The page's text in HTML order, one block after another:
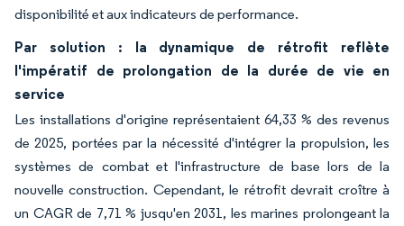
disponibilité et aux indicateurs de performance.
Par solution : la dynamique de rétrofit reflète
l'impératif de prolongation de la durée de vie en
service
Les installations d'origine représentaient 64,33 % des revenus
de 2025, portées par la nécessité d'intégrer la propulsion, les
systèmes de combat et l'infrastructure de base lors de la
nouvelle construction. Cependant, le rétrofit devrait croître à
un CAGR de 7,71 % jusqu'en 2031, les marines prolongeant la